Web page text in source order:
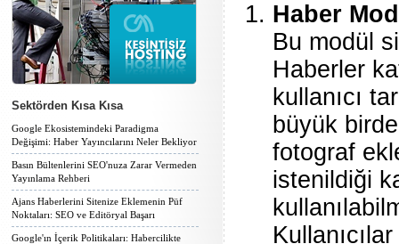
Sektörden Kısa Kısa
Google Ekosistemindeki Paradigma
Değişimi: Haber Yayıncılarını Neler Bekliyor
Basın Bültenlerini SEO'nuza Zarar Vermeden
Yayınlama Rehberi
Ajans Haberlerini Sitenize Eklemenin Püf
Noktaları: SEO ve Editöryal Başarı
Google'ın İçerik Politikaları: Habercilikte
Haber
Bu modül
Haberler
kullanıcı
büyük
fotograf
istenildiği